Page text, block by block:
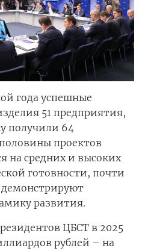
года успешные
51 предприятия,
получили 64
проектов
на средних и высоких
готовности, почти
развития.
ЦБСТ в 2025
рублей – на